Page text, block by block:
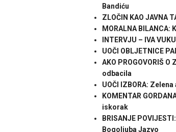
Bandiću
ZLOČIN KAO JAVNA
MORALNA
INTERVJU – IVA
UOČI OBLJETNICE
AKO PROGOVORIŠ
odbacila
UOČI IZBORA:
KOMENTAR
iskorak
BRISANJE
Bogoljuba Jazvo